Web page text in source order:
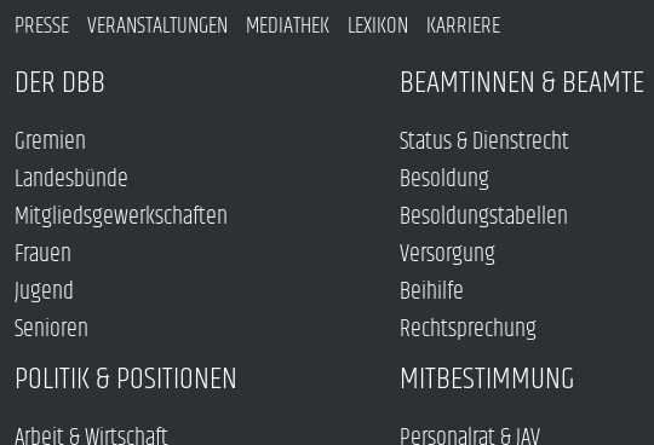
PRESSE VERANSTALTUNGEN MEDIATHEK LEXIKON KARRIERE
DER DBB
Gremien
Landesbünde
Mitgliedsgewerkschaften
Frauen
Jugend
Senioren
BEAMTINNEN & BEAMTE
Status & Dienstrecht
Besoldung
Besoldungstabellen
Versorgung
Beihilfe
Rechtsprechung
POLITIK & POSITIONEN MITBESTIMMUNG